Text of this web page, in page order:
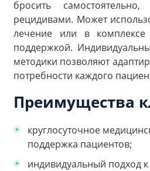
бросить
рецидивами. Может
лечение или в комплексе
поддержкой.
методики позволяют
потребности каждого
Преимущества
круглосуточное
поддержка пациентов;
индивидуальный подход